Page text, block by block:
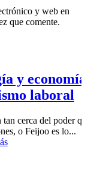
y web en
que comente.
y economía
laboral
cerca del poder que
o Feijoo es lo...